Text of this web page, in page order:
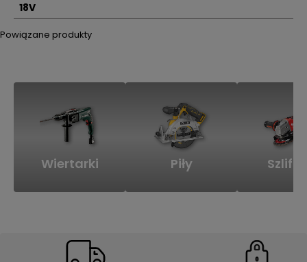
18V
Powiązane produkty
Wiertarki Piły